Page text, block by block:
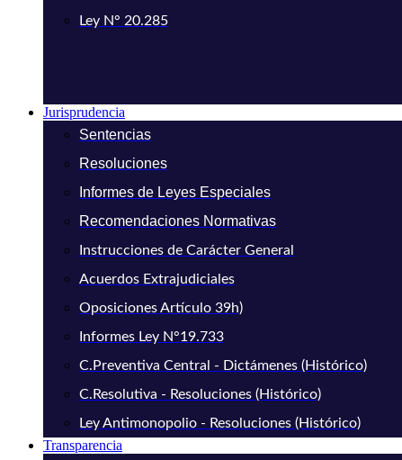
Ley N° 20.285
Jurisprudencia
Sentencias
Resoluciones
Informes de Leyes Especiales
Recomendaciones Normativas
Instrucciones de Carácter General
Acuerdos Extrajudiciales
Oposiciones Artículo 39h)
Informes Ley N°19.733
C.Preventiva Central - Dictámenes (Histórico)
C.Resolutiva - Resoluciones (Histórico)
Ley Antimonopolio - Resoluciones (Histórico)
Transparencia